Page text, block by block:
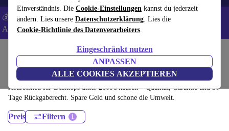
Einverständnis. Die Cookie-Einstellungen kannst du jederzeit
ändern. Lies unsere Datenschutzerklärung. Lies die
Cookie-Richtlinie des Datenverarbeiters.
Eingeschränkt nutzen
ANPASSEN
ALLE COOKIES AKZEPTIEREN
💰 Extra -5% auf Samsung- und Google-Smartphones - Code:
ANDROID5 -AGB
Desktop PCs
HP Desktops:
refurbished HP Desktops unter 2100€ kaufen – Qualität, Garantie und 30
Tage Rückgaberecht. Spare Geld und schone die Umwelt.
Preis Filtern